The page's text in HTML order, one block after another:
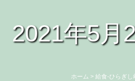
2021年5月
ホーム >給食-ひらぎし